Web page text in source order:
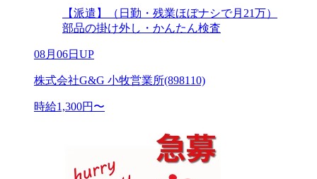
【派遣】（日勤・残業ほぼナシで月21万）
部品の掛け外し・かんたん検査
08月06日UP
株式会社G&G 小牧営業所(898110)
時給1,300円〜